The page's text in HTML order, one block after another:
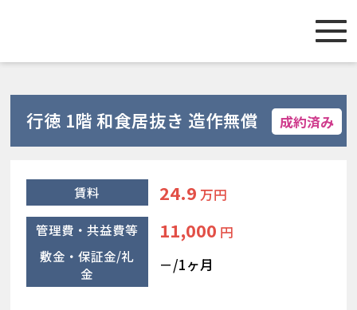
行徳 1階 和食居抜き 造作無償 成約済み
賃料 24.9 万円
管理費・共益費等 11,000 円
敷金・保証金/礼
金
－/1ヶ月